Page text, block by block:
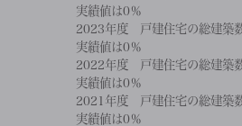
実績値は0％
2023年度 戸建住宅の総建築
実績値は0％
2022年度 戸建住宅の総建築
実績値は0％
2021年度 戸建住宅の総建築
実績値は0％